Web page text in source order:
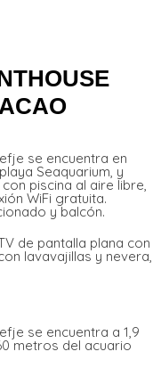
se encuentra en
Seaquarium, y
piscina al aire libre,
WiFi gratuita.
y balcón.
de pantalla plana con
lavavajillas y nevera,
se encuentra a 1,9
metros del acuario